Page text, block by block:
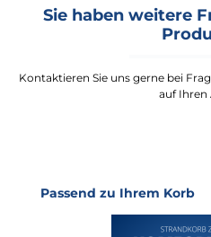
Sie haben weitere
Kontaktieren Sie uns gerne bei
auf Ihren
Produktgalerie überspringen
Passend zu Ihrem Korb